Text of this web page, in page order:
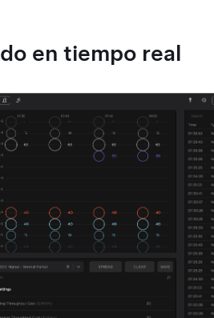
en tiempo real